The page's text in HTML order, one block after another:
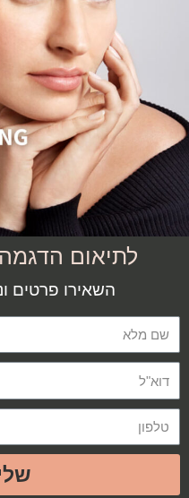
לתיאום
השאירו פרטים